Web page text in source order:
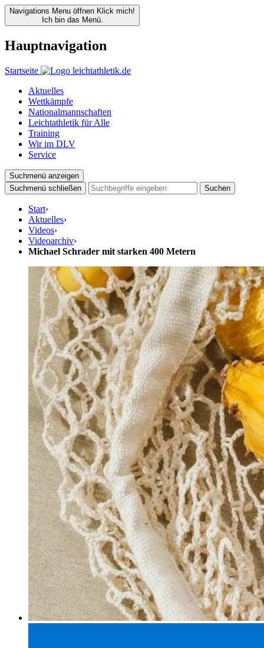
Navigations Menu öffnen Klick mich!
Ich bin das Menü.
Hauptnavigation
Startseite
Aktuelles
Wettkämpfe
Nationalmannschaften
Leichtathletik für Alle
Training
Wir im DLV
Service
Suchmenü anzeigen
Suchmenü schließen
Suchen
Start›
Aktuelles›
Videos›
Videoarchiv›
Michael Schrader mit starken 400 Metern